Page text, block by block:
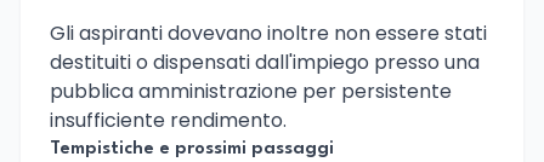
Gli aspiranti dovevano inoltre non essere stati
destituiti o dispensati dall'impiego presso una
pubblica amministrazione per persistente
insufficiente rendimento.
Tempistiche e prossimi passaggi